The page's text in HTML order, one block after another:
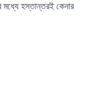
হস্তান্তরই কেনার